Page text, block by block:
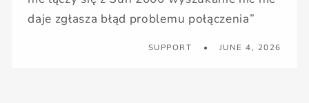
daje zgłasza błąd problemu połączenia”
SUPPORT JUNE 4, 2026